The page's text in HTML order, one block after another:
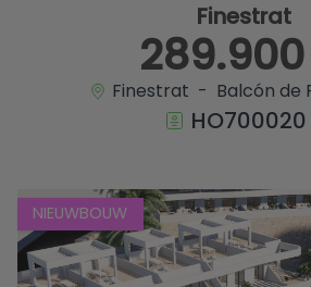
Finestrat
Finestrat - Balcón de
HO700020
NIEUWBOUW